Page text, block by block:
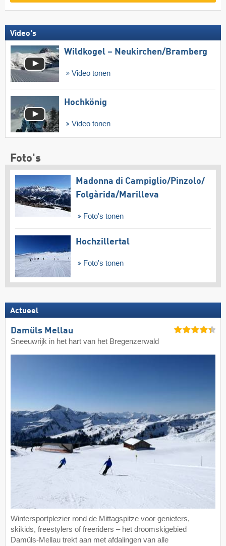
Video's
Wildkogel – Neukirchen/​Bramberg
Video tonen
Hochkönig
Video tonen
Foto's
Madonna di Campiglio/​Pinzolo/​
Folgàrida/​Marilleva
Foto's tonen
Hochzillertal
Foto's tonen
Actueel
Damüls Mellau
Sneeuwrijk in het hart van het Bregenzerwald
Wintersportplezier rond de Mittagspitze voor genieters,
skikids, freestylers of freeriders – het droomskigebied
Damüls-Mellau trekt aan met afdalingen van alle